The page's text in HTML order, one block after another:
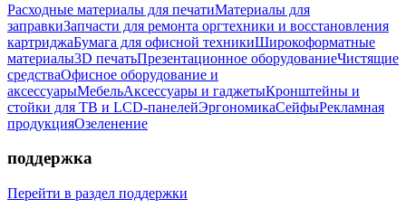
Расходные материалы для печатиМатериалы для
заправкиЗапчасти для ремонта оргтехники и восстановления
картриджаБумага для офисной техникиШирокоформатные
материалы3D печатьПрезентационное оборудованиеЧистящие
средстваОфисное оборудование и
аксессуарыМебельАксессуары и гаджетыКронштейны и
стойки для ТВ и LCD-панелейЭргономикаСейфыРекламная
продукцияОзеленение
поддержка
Перейти в раздел поддержки